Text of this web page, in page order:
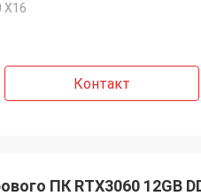
X16
Контакт
ПК RTX3060 12GB